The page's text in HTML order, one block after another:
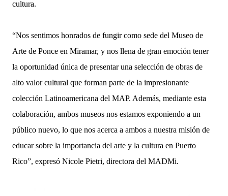
cultura.
“Nos sentimos honrados de fungir como sede del Museo de
Arte de Ponce en Miramar, y nos llena de gran emoción tener
la oportunidad única de presentar una selección de obras de
alto valor cultural que forman parte de la impresionante
colección Latinoamericana del MAP. Además, mediante esta
colaboración, ambos museos nos estamos exponiendo a un
público nuevo, lo que nos acerca a ambos a nuestra misión de
educar sobre la importancia del arte y la cultura en Puerto
Rico”, expresó Nicole Pietri, directora del MADMi.